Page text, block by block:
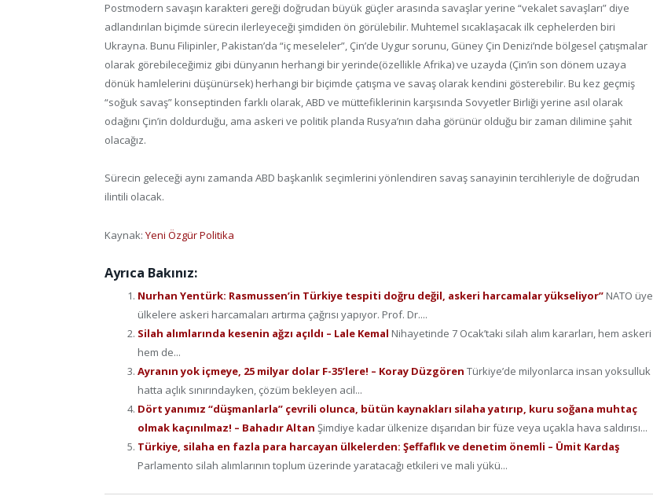
Postmodern savaşın karakteri gereği doğrudan büyük güçler arasında savaşlar yerine “vekalet savaşları” diye
adlandırılan biçimde sürecin ilerleyeceği şimdiden ön görülebilir. Muhtemel sıcaklaşacak ilk cephelerden biri
Ukrayna. Bunu Filipinler, Pakistan’da “iç meseleler”, Çin’de Uygur sorunu, Güney Çin Denizi’nde bölgesel çatışmalar
olarak görebileceğimiz gibi dünyanın herhangi bir yerinde(özellikle Afrika) ve uzayda (Çin’in son dönem uzaya
dönük hamlelerini düşünürsek) herhangi bir biçimde çatışma ve savaş olarak kendini gösterebilir. Bu kez geçmiş
“soğuk savaş” konseptinden farklı olarak, ABD ve müttefiklerinin karşısında Sovyetler Birliği yerine asıl olarak
odağını Çin’in doldurduğu, ama askeri ve politik planda Rusya’nın daha görünür olduğu bir zaman dilimine şahit
olacağız.
Sürecin geleceği aynı zamanda ABD başkanlık seçimlerini yönlendiren savaş sanayinin tercihleriyle de doğrudan
ilintili olacak.
Kaynak: Yeni Özgür Politika
Ayrıca Bakınız:
Nurhan Yentürk: Rasmussen’in Türkiye tespiti doğru değil, askeri harcamalar yükseliyor” NATO üye
ülkelere askeri harcamaları artırma çağrısı yapıyor. Prof. Dr....
Silah alımlarında kesenin ağzı açıldı – Lale Kemal Nihayetinde 7 Ocak’taki silah alım kararları, hem askeri
hem de...
Ayranın yok içmeye, 25 milyar dolar F-35’lere! – Koray Düzgören Türkiye’de milyonlarca insan yoksulluk
hatta açlık sınırındayken, çözüm bekleyen acil...
Dört yanımız “düşmanlarla” çevrili olunca, bütün kaynakları silaha yatırıp, kuru soğana muhtaç
olmak kaçınılmaz! – Bahadır Altan Şimdiye kadar ülkenize dışarıdan bir füze veya uçakla hava saldırısı...
Türkiye, silaha en fazla para harcayan ülkelerden: Şeffaflık ve denetim önemli – Ümit Kardaş
Parlamento silah alımlarının toplum üzerinde yaratacağı etkileri ve mali yükü...